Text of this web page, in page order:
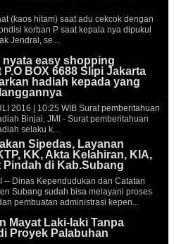
(kaos hitam) saat adu cekcok dengan
korban P saat kepala nya dipukul
Jendral, se...
nyata easy shopping
P.O BOX 6688 Slipi Jakarta
hadiah kepada yang
2016 | 10:25 WIB Surat pemberitahuan
Binjai, JMI - Surat pemberitahuan
selaku k...
Sipedas, Layanan
KK, Akta Kelahiran, KIA,
Pindah di Kab.Subang
-- Dinas Kependudukan dan Catatan
Subang sudah bisa melayani proses
pembuatan administrasi kepen...
Mayat Laki-laki Tanpa
Proyek Palabuhan